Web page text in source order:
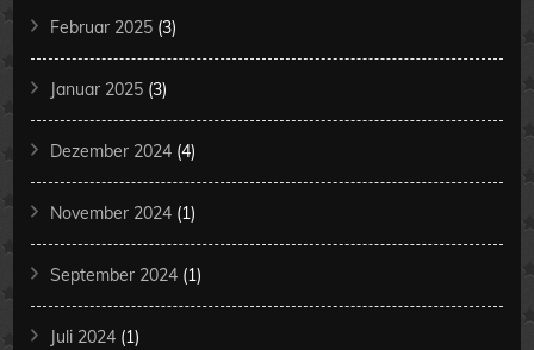
Februar 2025 (3)
Januar 2025 (3)
Dezember 2024 (4)
November 2024 (1)
September 2024 (1)
Juli 2024 (1)